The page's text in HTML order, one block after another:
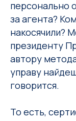
персонально
за агента?
накосячили?
президенту
автору
управу
говорится.
То есть,